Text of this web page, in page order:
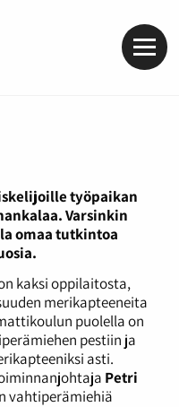
työpaikan
Varsinkin
omaa tutkintoa
kaksi oppilaitosta,
merikapteeneita
puolella on
pestiin ja
asti.
Petri
vahtiperämiehiä